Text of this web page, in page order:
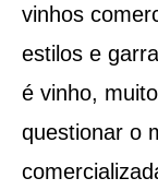
vinhos
estilos e
é vinho,
questionar o